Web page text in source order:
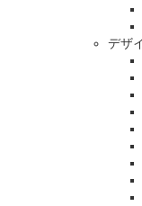
デザ